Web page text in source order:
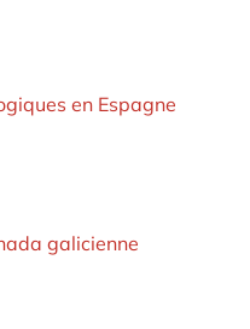
en Espagne
galicienne